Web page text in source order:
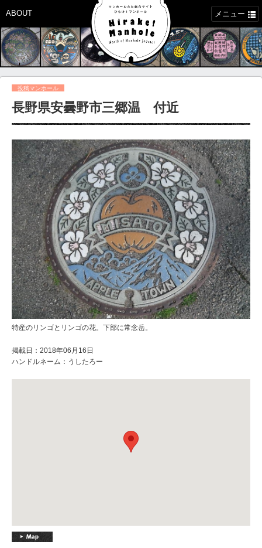
ABOUT メニュー
投稿マンホール
長野県安曇野市三郷温 付近
特産のリンゴとリンゴの花。下部に常念岳。
掲載日：2018年06月16日
ハンドルネーム：うしたろー